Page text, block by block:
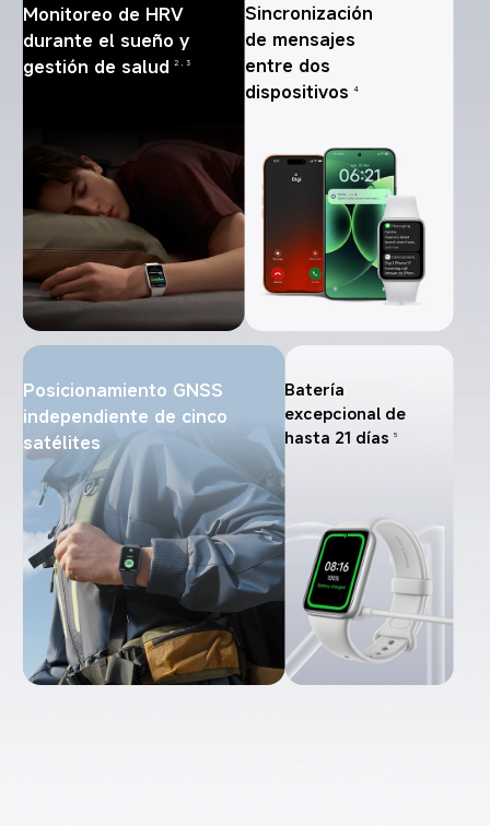
Monitoreo de HRV
durante el sueño y
gestión de salud 2，3
Sincronización
de mensajes
entre dos
dispositivos 4
Posicionamiento GNSS
independiente de cinco
satélites
Batería
excepcional de
hasta 21 días
5